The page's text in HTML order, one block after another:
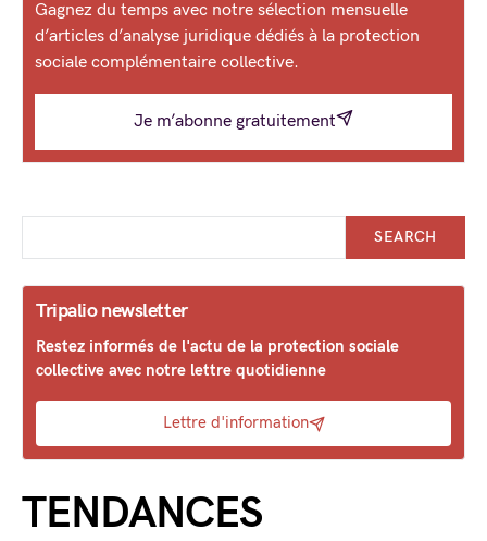
Gagnez du temps avec notre sélection mensuelle
d’articles d’analyse juridique dédiés à la protection
sociale complémentaire collective.
Je m’abonne gratuitement
SEARCH
Tripalio newsletter
Restez informés de l'actu de la protection sociale
collective avec notre lettre quotidienne
Lettre d'information
TENDANCES